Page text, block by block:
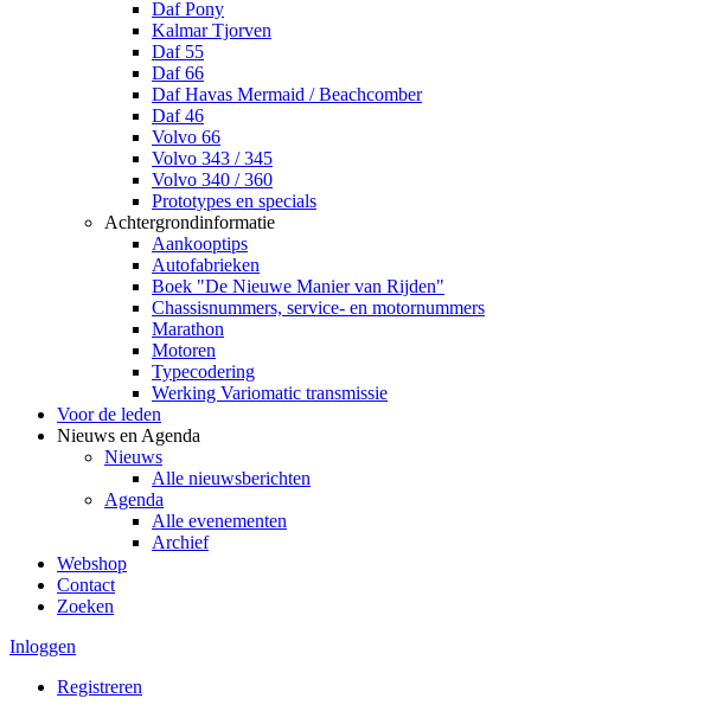
Daf Pony
Kalmar Tjorven
Daf 55
Daf 66
Daf Havas Mermaid / Beachcomber
Daf 46
Volvo 66
Volvo 343 / 345
Volvo 340 / 360
Prototypes en specials
Achtergrondinformatie
Aankooptips
Autofabrieken
Boek "De Nieuwe Manier van Rijden"
Chassisnummers, service- en motornummers
Marathon
Motoren
Typecodering
Werking Variomatic transmissie
Voor de leden
Nieuws en Agenda
Nieuws
Alle nieuwsberichten
Agenda
Alle evenementen
Archief
Webshop
Contact
Zoeken
Inloggen
Registreren